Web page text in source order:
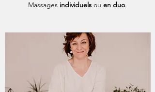
Massages individuels ou en duo.